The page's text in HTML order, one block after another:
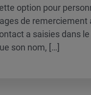
option pour
de
a saisies dans
son nom, […]